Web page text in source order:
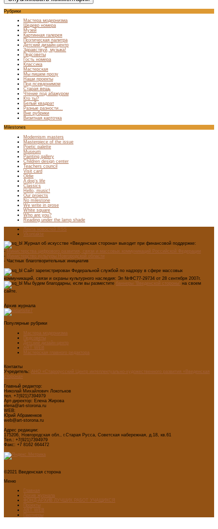
Рубрики
Мастера модернизма
Шедевр номера
Музей
Картинная галерея
Поэтическая палитра
Детский дизайн-центр
Здравствуй, музыка!
Педсоветы
Гость номера
Классика
Мастерская
Мы пишем прозу
Наши проекты
Под псевдонимом
Старая вещь
Чтение под абажуром
Кто ты?
Белый квадрат
Разные разности…
Вне рубрики
Визитная карточка
Milestones
Modernism masters
Masterpiece of the issue
Poetic palette
Museum
Painting gallery
Children design center
Teachers council
Visit card
Oldie
A dog’s life
Classics
Hello, music!
Our projects
No milestone
We write in prose
White square
Who are you?
Reading under the lamp shade
Лента новостей RSS
Vkontakte
Журнал об искусстве «Введенская сторона» выходит при финансовой поддержке:
- Министерства цифрового развития, связи и массовых коммуникаций Российской Федерации
- Министерство культуры Новгородской области
- Частных благотворительных инициатив
Сайт зарегистрирован Федеральной службой по надзору в сфере массовых
коммуникаций, связи и охраны культурного наследия: Эл №ФС77-29734 от 28 сентября 2007г.
Мы будем благодарны, если вы разместите баннеры "Введенской стороны" на своем
сайте.
Архив журнала
Популярные рубрики
Мастера модернизма
Педсоветы
Детский дизайн-центр
ART WEB
Мастерская главного редактора
Контакты
Учредитель: АНО «Старорусский Центр интеллектуально-художественного развития «Введенская
сторона»
Главный редактор:
Николай Михайлович Локотьков
тел. +7(921)7394979
Арт-директор: Елена Жирова
elena@art-storona.ru
WEB:
Юрий Абраменков
web@art-storona.ru
Адрес редакции:
175206, Новгородская обл., г.Старая Русса, Советская набережная, д.18, кв.61
Тел.: +7(921)7394979
Факс: +7 8162 664472
©2021 Введенская сторона
Меню
Главная
Архив журнала
ФОНД-АРХИВ ЛУЧШИХ РАБОТ УЧАЩИХСЯ
Проекты
ART WEB
Партнеры